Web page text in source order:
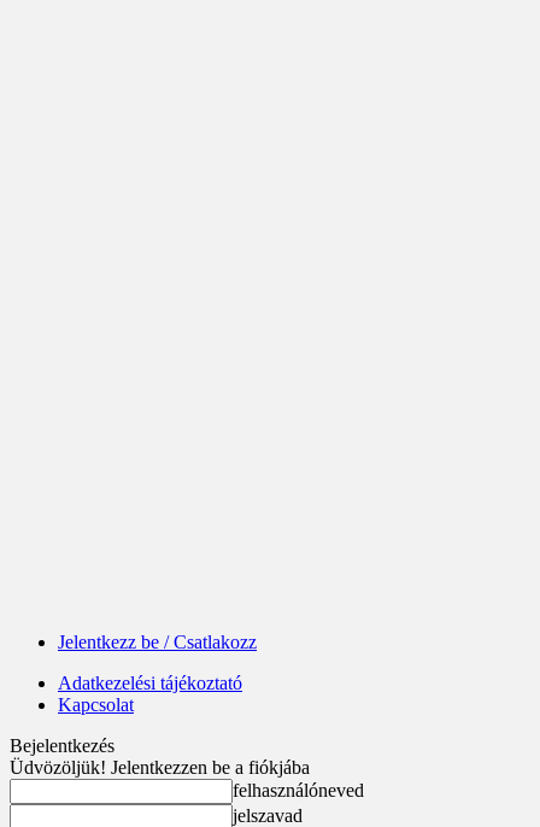
Jelentkezz be / Csatlakozz
Adatkezelési tájékoztató
Kapcsolat
Bejelentkezés
Üdvözöljük! Jelentkezzen be a fiókjába
felhasználóneved
jelszavad